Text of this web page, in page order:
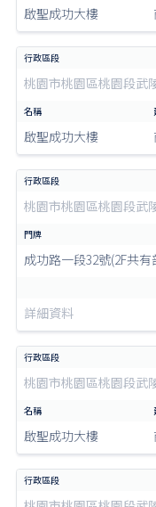
啟聖成功大樓
桃園市桃園區桃園段武
啟聖成功大樓
桃園市桃園區桃園段武
成功路一段32號(2F共有
詳細資料
桃園市桃園區桃園段武
啟聖成功大樓